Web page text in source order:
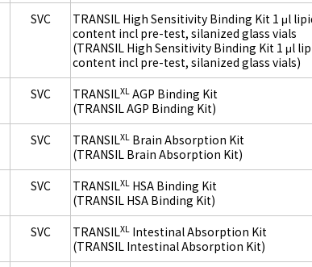
SVC
TRANSIL High Sensitivity Binding Kit 1 μl
content incl pre-test, silanized glass vials
(TRANSIL High Sensitivity Binding Kit 1 μl
content incl pre-test, silanized glass vials)
SVC TRANSILXL AGP Binding Kit
(TRANSIL AGP Binding Kit)
SVC TRANSILXL Brain Absorption Kit
(TRANSIL Brain Absorption Kit)
SVC TRANSILXL HSA Binding Kit
(TRANSIL HSA Binding Kit)
SVC TRANSILXL Intestinal Absorption Kit
(TRANSIL Intestinal Absorption Kit)